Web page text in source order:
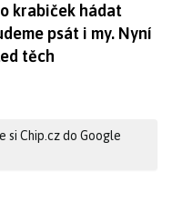
krabiček hádat
psát i my. Nyní
těch
si Chip.cz do Google